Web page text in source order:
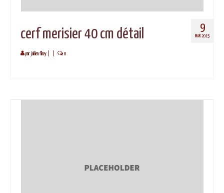
9
MAR 2015
cerf merisier 40 cm détail
par juilien fihey 0